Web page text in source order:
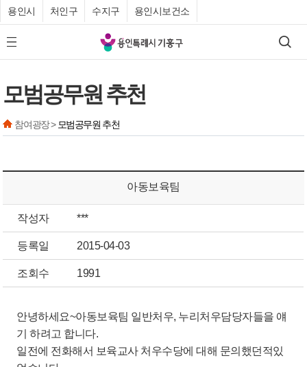
용인시 처인구 수지구 용인시보건소
모바일 메뉴 버튼
기
흥
청
검색
모범공무원 추천
참여광장 > 모범공무원 추천
아동보육팀
작성자 ***
등록일 2015-04-03
조회수 1991
안녕하세요~아동보육팀 일반처우, 누리처우담당자들을 얘
기 하려고 합니다.
일전에 전화해서 보육교사 처우수당에 대해 문의했던적있